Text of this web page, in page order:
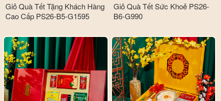
Giỏ Quà Tết Tặng Khách Hàng
Cao Cấp PS26-B5-G1595
Giỏ Quà Tết Sức Khoẻ PS26-
B6-G990